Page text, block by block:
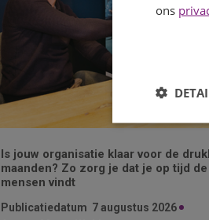
Is jouw organisatie klaar voor de
maanden? Zo zorg je dat je op tijd
mensen vindt
Publicatiedatum 7 augustus 2026
ons